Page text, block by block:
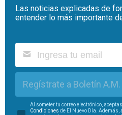
Las noticias explicadas de
entender lo más importante
Regístrate a Boletín A.M.
Al someter tu correo electrónico,
Condiciones de El Nuevo Día.